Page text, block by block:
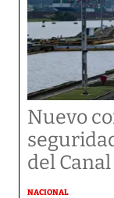
Nuevo
del Canal
NACIONAL